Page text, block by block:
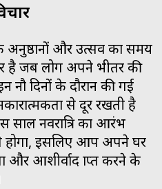
अनुष्ठानों और उत्सव का समय
है जब लोग अपने भीतर की
दिनों के दौरान की गई
से दूर रखती है
नवरात्रि का आरंभ
इसलिए आप अपने घर
आशीर्वाद प्राप्त करने के